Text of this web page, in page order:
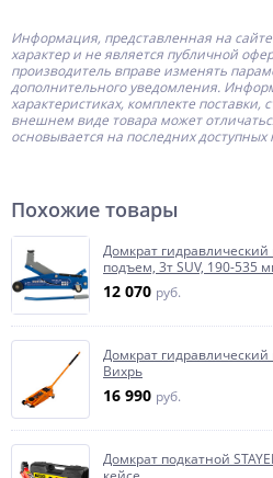
Информация, представленная на
характер и не является публичной
производитель вправе изменять
дополнительного уведомления.
характеристиках, комплекте поставки,
внешнем виде товара может
основывается на последних
Похожие товары
Домкрат
подъем, 3т SUV, 190-535
12 070 руб.
Домкрат
Вихрь
16 990 руб.
Домкрат подкатной